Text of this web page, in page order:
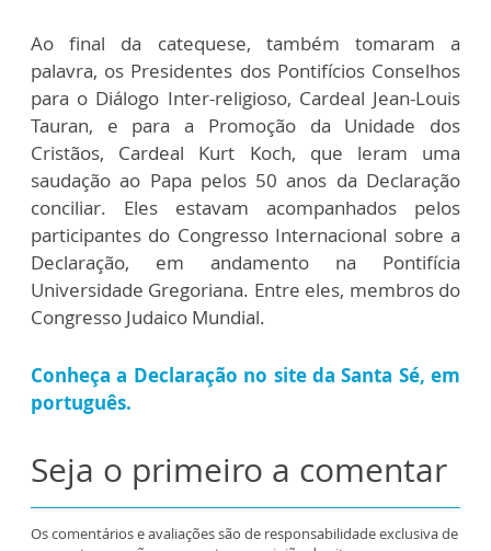
Ao final da catequese, também tomaram a
palavra, os Presidentes dos Pontifícios Conselhos
para o Diálogo Inter-religioso, Cardeal Jean-Louis
Tauran, e para a Promoção da Unidade dos
Cristãos, Cardeal Kurt Koch, que leram uma
saudação ao Papa pelos 50 anos da Declaração
conciliar. Eles estavam acompanhados pelos
participantes do Congresso Internacional sobre a
Declaração, em andamento na Pontifícia
Universidade Gregoriana. Entre eles, membros do
Congresso Judaico Mundial.
Conheça a Declaração no site da Santa Sé, em
português.
Seja o primeiro a comentar
Os comentários e avaliações são de responsabilidade exclusiva de